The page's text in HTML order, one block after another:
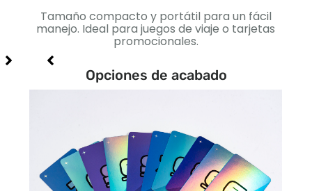
Tamaño compacto y portátil para un fácil
manejo. Ideal para juegos de viaje o tarjetas
promocionales.
Opciones de acabado